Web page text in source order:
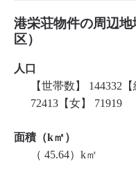
港栄荘物件の周辺
区）
人口
【世帯数】 144332
72413【女】 71919
面積（k㎡）
（ 45.64）k㎡